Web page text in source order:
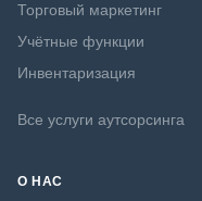
Торговый маркетинг
Учётные функции
Инвентаризация
Все услуги аутсорсинга
О НАС